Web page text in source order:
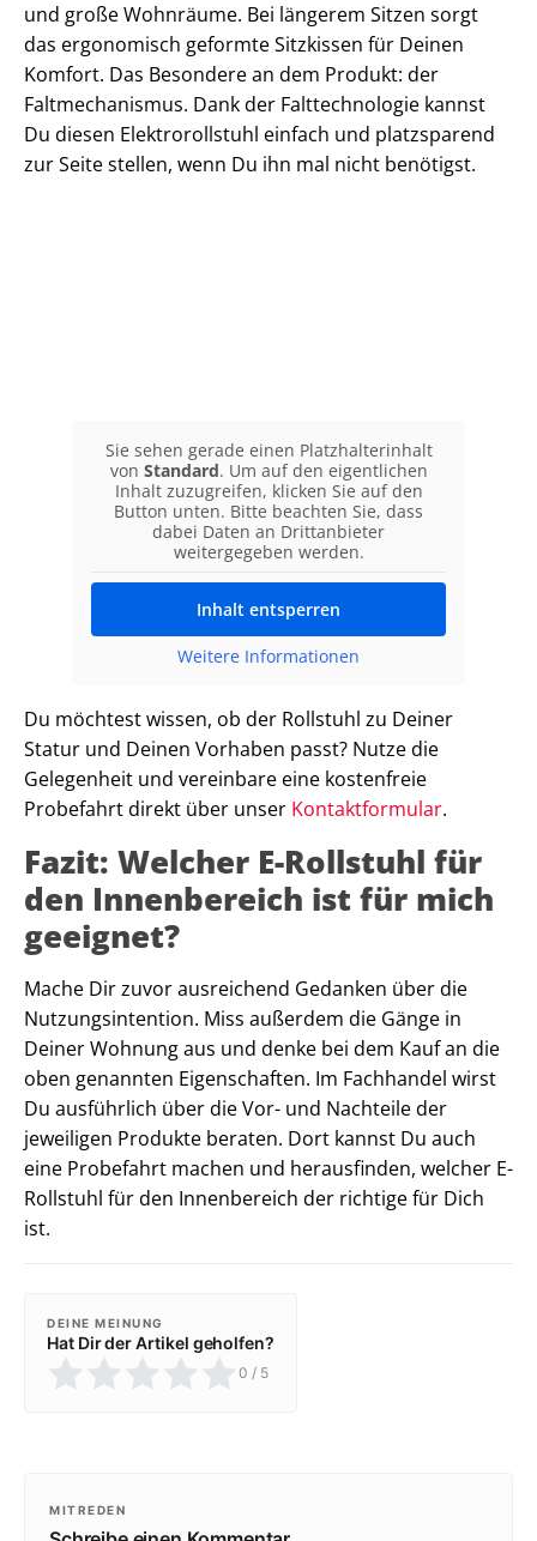
und große Wohnräume. Bei längerem Sitzen sorgt
das ergonomisch geformte Sitzkissen für Deinen
Komfort. Das Besondere an dem Produkt: der
Faltmechanismus. Dank der Falttechnologie kannst
Du diesen Elektrorollstuhl einfach und platzsparend
zur Seite stellen, wenn Du ihn mal nicht benötigst.
Sie sehen gerade einen Platzhalterinhalt
von Standard. Um auf den eigentlichen
Inhalt zuzugreifen, klicken Sie auf den
Button unten. Bitte beachten Sie, dass
dabei Daten an Drittanbieter
weitergegeben werden.
Inhalt entsperren
Weitere Informationen
Du möchtest wissen, ob der Rollstuhl zu Deiner
Statur und Deinen Vorhaben passt? Nutze die
Gelegenheit und vereinbare eine kostenfreie
Probefahrt direkt über unser Kontaktformular.
Fazit: Welcher E-Rollstuhl für
den Innenbereich ist für mich
geeignet?
Mache Dir zuvor ausreichend Gedanken über die
Nutzungsintention. Miss außerdem die Gänge in
Deiner Wohnung aus und denke bei dem Kauf an die
oben genannten Eigenschaften. Im Fachhandel wirst
Du ausführlich über die Vor- und Nachteile der
jeweiligen Produkte beraten. Dort kannst Du auch
eine Probefahrt machen und herausfinden, welcher E-
Rollstuhl für den Innenbereich der richtige für Dich
ist.
DEINE MEINUNG
Hat Dir der Artikel geholfen?
0 / 5
MITREDEN